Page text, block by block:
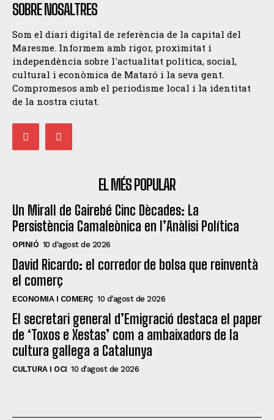
SOBRE NOSALTRES
Som el diari digital de referència de la capital del
Maresme. Informem amb rigor, proximitat i
independència sobre l'actualitat política, social,
cultural i econòmica de Mataró i la seva gent.
Compromesos amb el periodisme local i la identitat
de la nostra ciutat.
EL MÉS POPULAR
Un Mirall de Gairebé Cinc Dècades: La
Persistència Camaleònica en l’Anàlisi Política
OPINIÓ 10 d'agost de 2026
David Ricardo: el corredor de bolsa que reinventà
el comerç
ECONOMIA I COMERÇ 10 d'agost de 2026
El secretari general d’Emigració destaca el paper
de ‘Toxos e Xestas’ com a ambaixadors de la
cultura gallega a Catalunya
CULTURA I OCI 10 d'agost de 2026